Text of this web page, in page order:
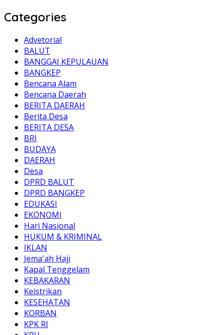
Categories
Advetorial
BALUT
BANGGAI KEPULAUAN
BANGKEP
Bencana Alam
Bencana Daerah
BERITA DAERAH
Berita Desa
BERITA DESA
BRI
BUDAYA
DAERAH
Desa
DPRD BALUT
DPRD BANGKEP
EDUKASI
EKONOMI
Hari Nasional
HUKUM & KRIMINAL
IKLAN
Jema'ah Haji
Kapal Tenggelam
KEBAKARAN
Keistrikan
KESEHATAN
KORBAN
KPK RI